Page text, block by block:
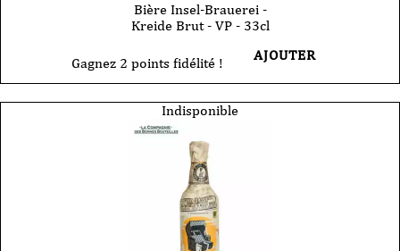
Bière Insel-Brauerei -
Kreide Brut - VP - 33cl
Gagnez 2 points fidélité ! AJOUTER
Indisponible